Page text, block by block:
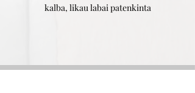
kalba, likau labai patenkinta